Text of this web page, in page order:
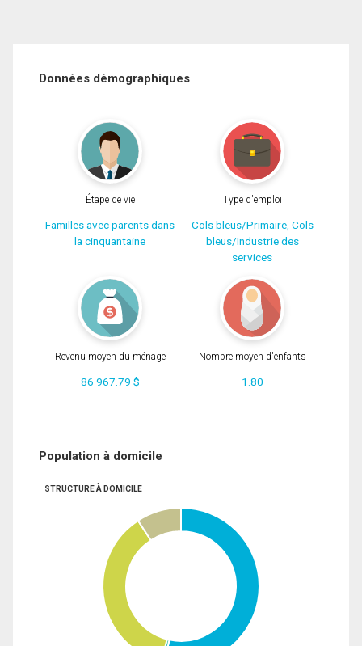
Données démographiques
Étape de vie
Familles avec parents dans
la cinquantaine
Type d'emploi
Cols bleus/Primaire, Cols
bleus/Industrie des
services
Revenu moyen du ménage
86 967.79 $
Nombre moyen d'enfants
1.80
Population à domicile
STRUCTURE À DOMICILE